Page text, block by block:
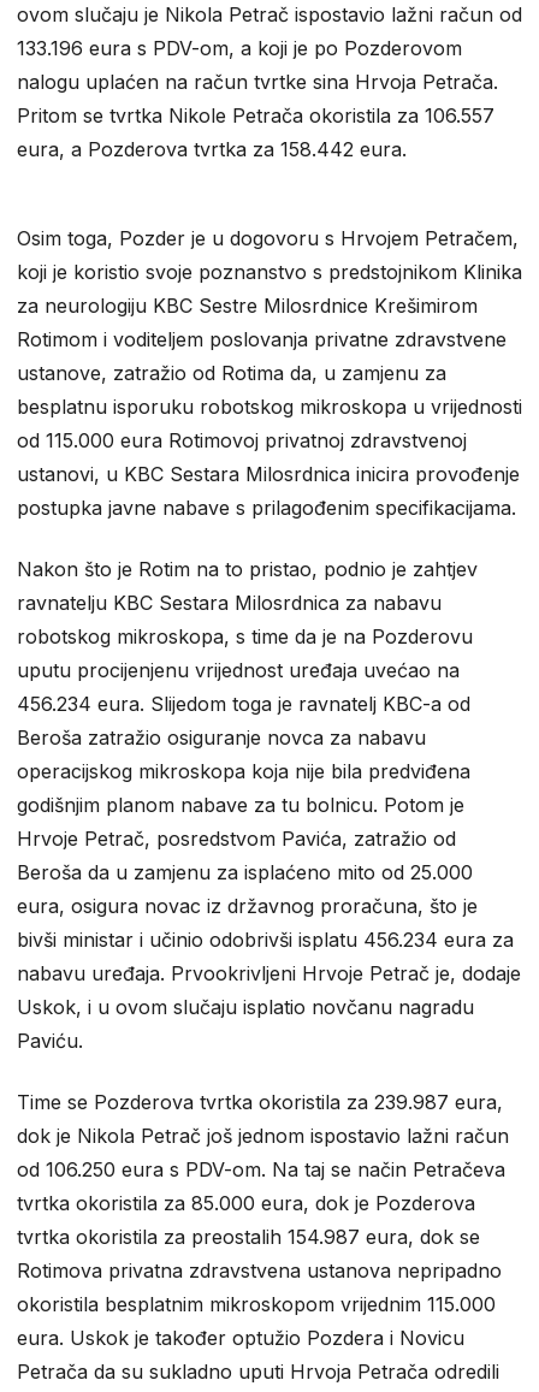
ovom slučaju je Nikola Petrač ispostavio lažni račun od
133.196 eura s PDV-om, a koji je po Pozderovom
nalogu uplaćen na račun tvrtke sina Hrvoja Petrača.
Pritom se tvrtka Nikole Petrača okoristila za 106.557
eura, a Pozderova tvrtka za 158.442 eura.
Osim toga, Pozder je u dogovoru s Hrvojem Petračem,
koji je koristio svoje poznanstvo s predstojnikom Klinika
za neurologiju KBC Sestre Milosrdnice Krešimirom
Rotimom i voditeljem poslovanja privatne zdravstvene
ustanove, zatražio od Rotima da, u zamjenu za
besplatnu isporuku robotskog mikroskopa u vrijednosti
od 115.000 eura Rotimovoj privatnoj zdravstvenoj
ustanovi, u KBC Sestara Milosrdnica inicira provođenje
postupka javne nabave s prilagođenim specifikacijama.
Nakon što je Rotim na to pristao, podnio je zahtjev
ravnatelju KBC Sestara Milosrdnica za nabavu
robotskog mikroskopa, s time da je na Pozderovu
uputu procijenjenu vrijednost uređaja uvećao na
456.234 eura. Slijedom toga je ravnatelj KBC-a od
Beroša zatražio osiguranje novca za nabavu
operacijskog mikroskopa koja nije bila predviđena
godišnjim planom nabave za tu bolnicu. Potom je
Hrvoje Petrač, posredstvom Pavića, zatražio od
Beroša da u zamjenu za isplaćeno mito od 25.000
eura, osigura novac iz državnog proračuna, što je
bivši ministar i učinio odobrivši isplatu 456.234 eura za
nabavu uređaja. Prvookrivljeni Hrvoje Petrač je, dodaje
Uskok, i u ovom slučaju isplatio novčanu nagradu
Paviću.
Time se Pozderova tvrtka okoristila za 239.987 eura,
dok je Nikola Petrač još jednom ispostavio lažni račun
od 106.250 eura s PDV-om. Na taj se način Petračeva
tvrtka okoristila za 85.000 eura, dok je Pozderova
tvrtka okoristila za preostalih 154.987 eura, dok se
Rotimova privatna zdravstvena ustanova nepripadno
okoristila besplatnim mikroskopom vrijednim 115.000
eura. Uskok je također optužio Pozdera i Novicu
Petrača da su sukladno uputi Hrvoja Petrača odredili